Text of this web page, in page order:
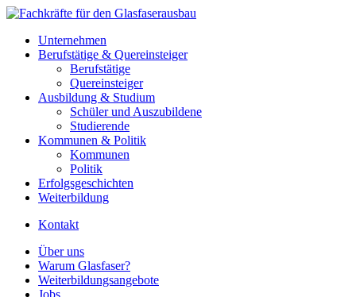
Unternehmen
Berufstätige & Quereinsteiger
Berufstätige
Quereinsteiger
Ausbildung & Studium
Schüler und Auszubildene
Studierende
Kommunen & Politik
Kommunen
Politik
Erfolgsgeschichten
Weiterbildung
Kontakt
Über uns
Warum Glasfaser?
Weiterbildungsangebote
Jobs